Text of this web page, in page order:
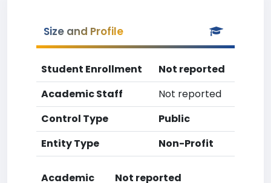
Size and Profile
Student Enrollment
Not reported
Academic Staff
Not reported
Control Type
Public
Entity Type
Non-Profit
Academic
Not reported